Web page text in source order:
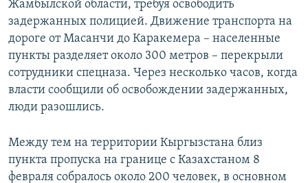
щ
и
й
с
л
а
д
и
й
с
л
а
й
Жамбылской области, требуя освободить
задержанных полицией. Движение транспорта на
дороге от Масанчи до Каракемера – населенные
пункты разделяет около 300 метров – перекрыли
сотрудники спецназа. Через несколько часов, когда
власти сообщили об освобождении задержанных,
люди разошлись.
Между тем на территории Кыргызстана близ
пункта пропуска на границе с Казахстаном 8
февраля собралось около 200 человек, в основном